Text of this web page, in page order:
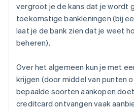
vergroot je de kans dat je wordt
toekomstige bankleningen (bij
laat je de bank zien dat je weet
beheren).
Over het algemeen kun je met
krijgen (door middel van punten
bepaalde soorten aankopen
creditcard ontvangen vaak